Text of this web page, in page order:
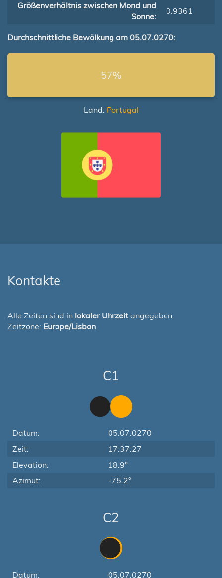
Größenverhältnis zwischen Mond und
Sonne:
0.9361
Durchschnittliche Bewölkung am 05.07.0270:
57%
Land: Portugal
Kontakte
Alle Zeiten sind in lokaler Uhrzeit angegeben.
Zeitzone: Europe/Lisbon
C1
Datum:
05.07.0270
Zeit:
17:37:27
Elevation:
18.9°
Azimut:
-75.2°
C2
Datum: 05.07.0270